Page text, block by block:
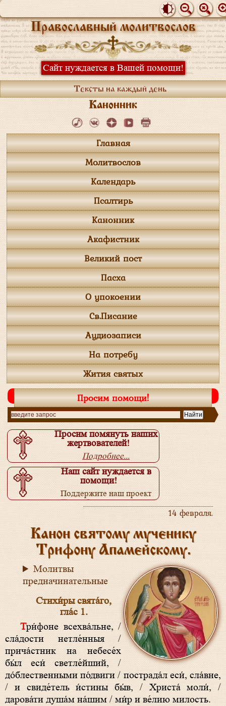
Православный молитвослов
Сайт нуждается в Вашей помощи!
Тексты на каждый день
Канонник
Главная
Молитвослов
Календарь
Псалтирь
Канонник
Акафистник
Великий пост
Пасха
О упокоении
Св.Писание
Аудиозаписи
На потребу
Жития святых
Просим помощи!
Просим помянуть наших
жертвователей!
Подробнее...
Наш сайт нуждается в
помощи!
Поддержите наш проект
Подробнее...
14 февраля.
Канон святому мученику
Трифону Апамейскому.
Молитвы
предначинательные
Стихи́ры свята́го,
гла́с 1.
Три́фоне всехва́льне, /
сла́дости нетле́нныя /
прича́стник на небесе́х
бы́л еси́ светле́йший, /
до́блественными по́двиги / пострада́л еси́, сла́вне,
/ и свиде́тель и́стины бы́в, / Христа́ моли́, /
дарова́ти душа́м на́шим / ми́р и ве́лию милоcть.